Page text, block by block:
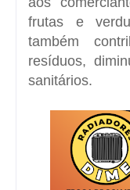
frutas e
também
resíduos,
sanitários.